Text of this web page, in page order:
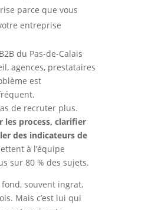
parce que vous
entreprise
du Pas-de-Calais
agences, prestataires
est
de recruter plus.
les process, clarifier
des indicateurs de
à l’équipe
sur 80 % des sujets.
fond, souvent ingrat,
Mais c’est lui qui